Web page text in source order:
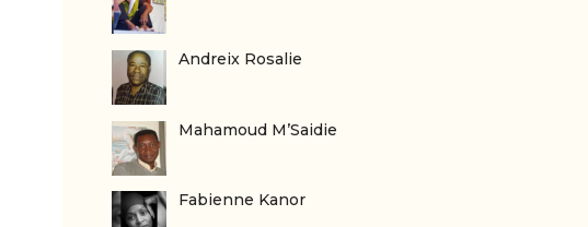
Andreix Rosalie
Mahamoud M’Saidie
Fabienne Kanor